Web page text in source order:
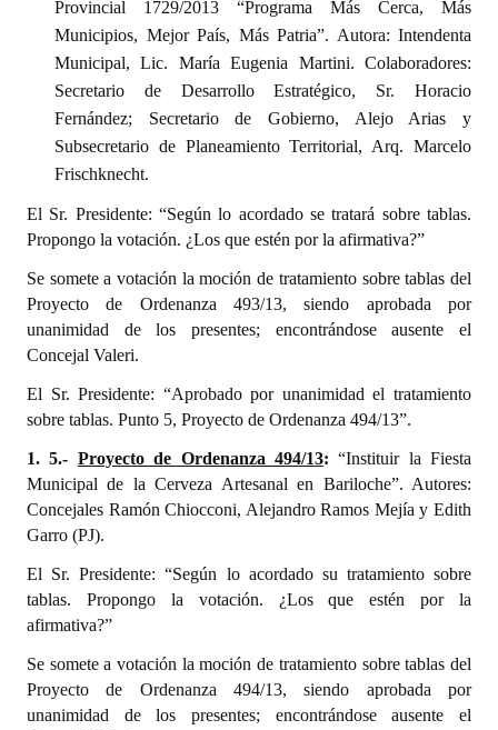
Provincial 1729/2013 “Programa Más Cerca, Más
Municipios, Mejor País, Más Patria”. Autora: Intendenta
Municipal, Lic. María Eugenia Martini. Colaboradores:
Secretario de Desarrollo Estratégico, Sr. Horacio
Fernández; Secretario de Gobierno, Alejo Arias y
Subsecretario de Planeamiento Territorial, Arq. Marcelo
Frischknecht.
El Sr. Presidente: “Según lo acordado se tratará sobre tablas.
Propongo la votación. ¿Los que estén por la afirmativa?”
Se somete a votación la moción de tratamiento sobre tablas del
Proyecto de Ordenanza 493/13, siendo aprobada por
unanimidad de los presentes; encontrándose ausente el
Concejal Valeri.
El Sr. Presidente: “Aprobado por unanimidad el tratamiento
sobre tablas. Punto 5, Proyecto de Ordenanza 494/13”.
1. 5.- Proyecto de Ordenanza 494/13: “Instituir la Fiesta
Municipal de la Cerveza Artesanal en Bariloche”. Autores:
Concejales Ramón Chiocconi, Alejandro Ramos Mejía y Edith
Garro (PJ).
El Sr. Presidente: “Según lo acordado su tratamiento sobre
tablas. Propongo la votación. ¿Los que estén por la
afirmativa?”
Se somete a votación la moción de tratamiento sobre tablas del
Proyecto de Ordenanza 494/13, siendo aprobada por
unanimidad de los presentes; encontrándose ausente el